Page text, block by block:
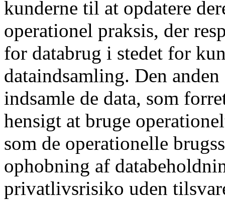
kunderne til at opdatere
operationel praksis, der
for databrug i stedet for
dataindsamling. Den
indsamle de data, som
hensigt at bruge
som de operationelle
ophobning af
privatlivsrisiko uden